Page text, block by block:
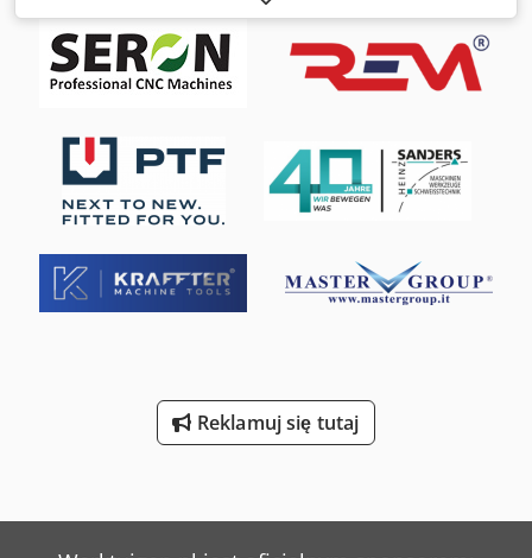
elektryczny, rodzaj lasera:laser światłowodowy, godziny
lasera: 10 h , moc lasera: 12 000 W, Wyposażenie:
Oznakowanie CE, centralny układ smarowania,
dokumentacja / instrukcja obsługi, jednostka chłodnicza,
wyłącznik awaryjny, zmieniacz dysz, Maszyna do cięcia
laserowego profili stalowych Cięcie skośne znacznie
zwiększa konkurencyjność Inteligentna głowica tnąca
wyposażona w profesjonalną oś obrotową Acu3D
(ukosowanie web, cięcie promieniowe, faza V, faza Y)
Wszechstronne cięcie Cięcie blach, rur i profili stalowych w
programowanie – ustawienia procesu – pozycjonowanie
Reklamuj się tutaj